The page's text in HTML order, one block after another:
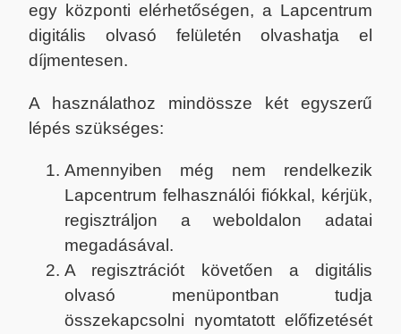
egy központi elérhetőségen, a Lapcentrum
digitális olvasó felületén olvashatja el
díjmentesen.
A használathoz mindössze két egyszerű
lépés szükséges:
Amennyiben még nem rendelkezik
Lapcentrum felhasználói fiókkal, kérjük,
regisztráljon a weboldalon adatai
megadásával.
A regisztrációt követően a digitális
olvasó menüpontban tudja
összekapcsolni nyomtatott előfizetését